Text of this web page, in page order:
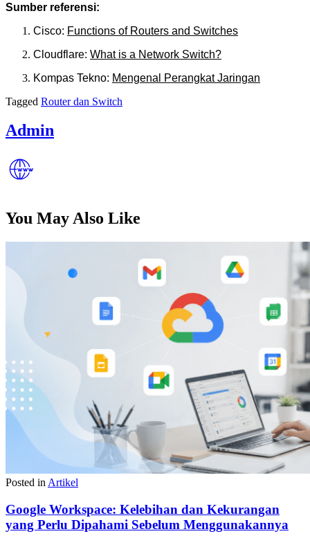
Sumber referensi:
Cisco: Functions of Routers and Switches
Cloudflare: What is a Network Switch?
Kompas Tekno: Mengenal Perangkat Jaringan
Tagged Router dan Switch
Admin
You May Also Like
Posted in Artikel
Google Workspace: Kelebihan dan Kekurangan
yang Perlu Dipahami Sebelum Menggunakannya